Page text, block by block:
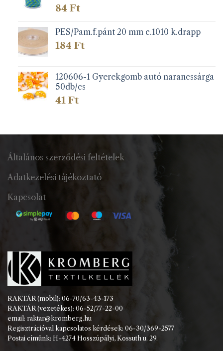
84 Ft
PES/Pam.f.pánt 20 mm c.1010 k.drapp
184 Ft
120606-1 Gyerekgomb autó narancssárga
50db/cs
41 Ft
Általános szerződési feltételek
Adatkezelési tájékoztató
Kapcsolat
RAKTÁR (mobil): 06-70/63-43-173
RAKTÁR (vezetékes): 06-52/77-22-00
email: raktar@kromberg.hu
Regisztrációval kapcsolatos kérdések: 06-30/369-2577
Postai címünk: H-4274 Hosszúpályi, Kossuth u. 29.